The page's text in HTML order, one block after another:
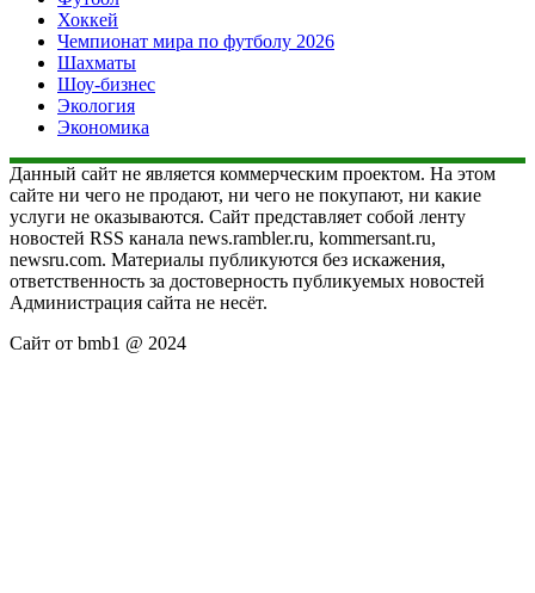
Хоккей
Чемпионат мира по футболу 2026
Шахматы
Шоу-бизнес
Экология
Экономика
Данный сайт не является коммерческим проектом. На этом
сайте ни чего не продают, ни чего не покупают, ни какие
услуги не оказываются. Сайт представляет собой ленту
новостей RSS канала news.rambler.ru, kommersant.ru,
newsru.com. Материалы публикуются без искажения,
ответственность за достоверность публикуемых новостей
Администрация сайта не несёт.
Сайт от bmb1 @ 2024